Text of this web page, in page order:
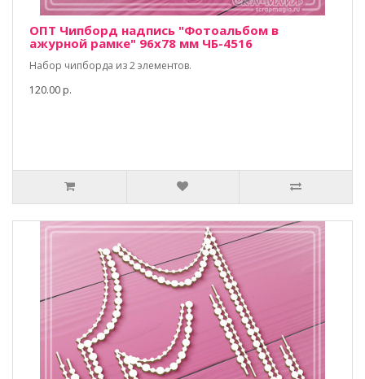
ОПТ Чипборд надпись "Фотоальбом в
ажурной рамке" 96х78 мм ЧБ-4516
Набор чипборда из 2 элементов.
120.00 р.